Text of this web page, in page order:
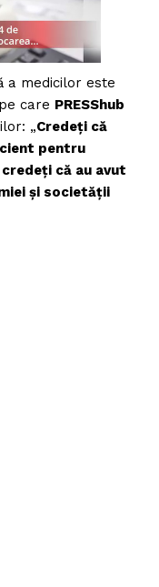
a medicilor este
care PRESShub
„Credeți că
pentru
că au avut
și societății